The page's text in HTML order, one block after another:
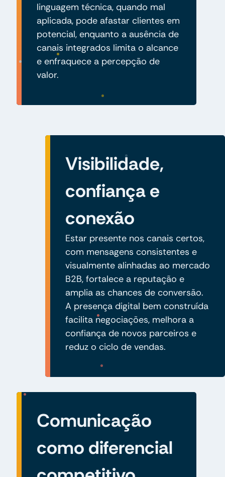
linguagem técnica, quando mal
aplicada, pode afastar clientes em
potencial, enquanto a ausência de
canais integrados limita o alcance
e enfraquece a percepção de
valor.
Visibilidade,
confiança e
conexão
Estar presente nos canais certos,
com mensagens consistentes e
visualmente alinhadas ao mercado
B2B, fortalece a reputação e
amplia as chances de conversão.
A presença digital bem construída
facilita negociações, melhora a
confiança de novos parceiros e
reduz o ciclo de vendas.
Comunicação
como diferencial